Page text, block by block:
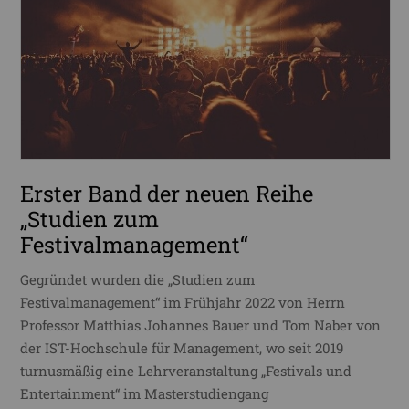
Erster Band der neuen Reihe
„Studien zum
Festivalmanagement“
Gegründet wurden die „Studien zum
Festivalmanagement“ im Frühjahr 2022 von Herrn
Professor Matthias Johannes Bauer und Tom Naber von
der IST-Hochschule für Management, wo seit 2019
turnusmäßig eine Lehrveranstaltung „Festivals und
Entertainment“ im Masterstudiengang